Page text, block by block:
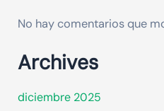
No hay comentarios que
Archives
diciembre 2025